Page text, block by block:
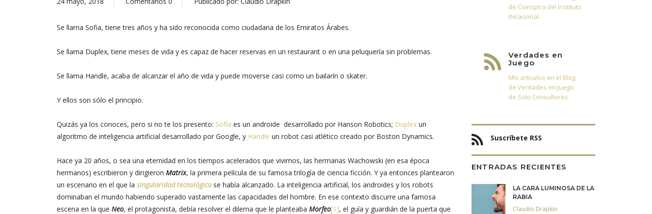
Se llama Sofia, tiene tres años y ha sido reconocida como ciudadana de los Emiratos Árabes.
Se llama Duplex, tiene meses de vida y es capaz de hacer reservas en un restaurant o en una peluquería sin problemas.
Se llama Handle, acaba de alcanzar el año de vida y puede moverse casi como un bailarín o skater.
Y ellos son sólo el principio.
Quizás ya los conoces, pero si no te los presento: Sofía es un androide desarrollado por Hanson Robotics; Duplex un
algoritmo de inteligencia artificial desarrollado por Google, y Handle un robot casi atlético creado por Boston Dynamics.
Hace ya 20 años, o sea una eternidad en los tiempos acelerados que vivimos, las hermanas Wachowski (en esa época
hermanos) escribieron y dirigieron Matrix, la primera película de su famosa trilogía de ciencia ficción. Y ya entonces plantearon
un escenario en el que la singularidad tecnológica se había alcanzado. La inteligencia artificial, los androides y los robots
dominaban el mundo habiendo superado vastamente las capacidades del hombre. En ese contexto discurre una famosa
escena en la que Neo, el protagonista, debía resolver el dilema que le planteaba Morfeo[1], el guía y guardián de la puerta que
de Coinspira del Instituto
Relacional
Verdades en
Juego
Mis artículos en el Blog
de Verdades en Juego
de Solo Consultores
Suscríbete RSS
ENTRADAS RECIENTES
LA CARA LUMINOSA DE LA
RABIA
Claudio Drapkin